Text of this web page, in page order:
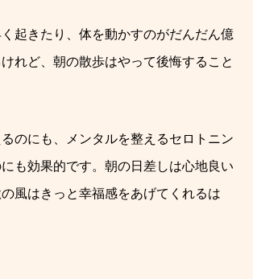
起きたり、体を動かすのがだんだん億
れど、朝の散歩はやって後悔すること
のにも、メンタルを整えるセロトニン
も効果的です。朝の日差しは心地良い
風はきっと幸福感をあげてくれるは